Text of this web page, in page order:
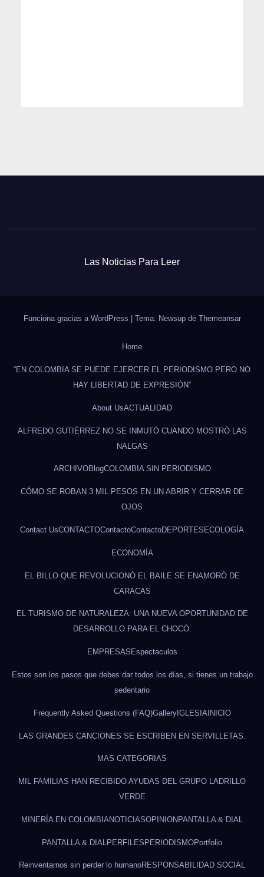
Las Noticias Para Leer
Funciona gracias a WordPress | Tema: Newsup de Themeansar
Home
“EN COLOMBIA SE PUEDE EJERCER EL PERIODISMO PERO NO
HAY LIBERTAD DE EXPRESIÓN”
About UsACTUALIDAD
ALFREDO GUTIÉRREZ NO SE INMUTÓ CUANDO MOSTRÓ LAS
NALGAS
ARCHIVOBlogCOLOMBIA SIN PERIODISMO
CÓMO SE ROBAN 3 MIL PESOS EN UN ABRIR Y CERRAR DE
OJOS
Contact UsCONTACTOContactoContactoDEPORTESECOLOGÍA
ECONOMÍA
EL BILLO QUE REVOLUCIONÓ EL BAILE SE ENAMORÓ DE
CARACAS
EL TURISMO DE NATURALEZA: UNA NUEVA OPORTUNIDAD DE
DESARROLLO PARA EL CHOCÓ.
EMPRESASEspectaculos
Estos son los pasos que debes dar todos los días, si tienes un trabajo
sedentario
Frequently Asked Questions (FAQ)GalleryIGLESIAINICIO
LAS GRANDES CANCIONES SE ESCRIBEN EN SERVILLETAS.
MAS CATEGORIAS
MIL FAMILIAS HAN RECIBIDO AYUDAS DEL GRUPO LADRILLO
VERDE
MINERÍA EN COLOMBIANOTICIASOPINIONPANTALLA & DIAL
PANTALLA & DIAL PERFILESPERIODISMOPortfolio
Reinventarnos sin perder lo humanoRESPONSABILIDAD SOCIAL